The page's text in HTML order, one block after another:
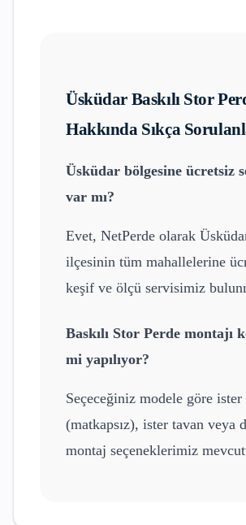
Üsküdar Baskılı Stor
Hakkında Sıkça
Üsküdar bölgesine ücretsiz
var mı?
Evet, NetPerde olarak
ilçesinin tüm mahallelerine
keşif ve ölçü servisimiz
Baskılı Stor Perde montajı
mi yapılıyor?
Seçeceğiniz modele göre
(matkapsız), ister tavan veya
montaj seçeneklerimiz